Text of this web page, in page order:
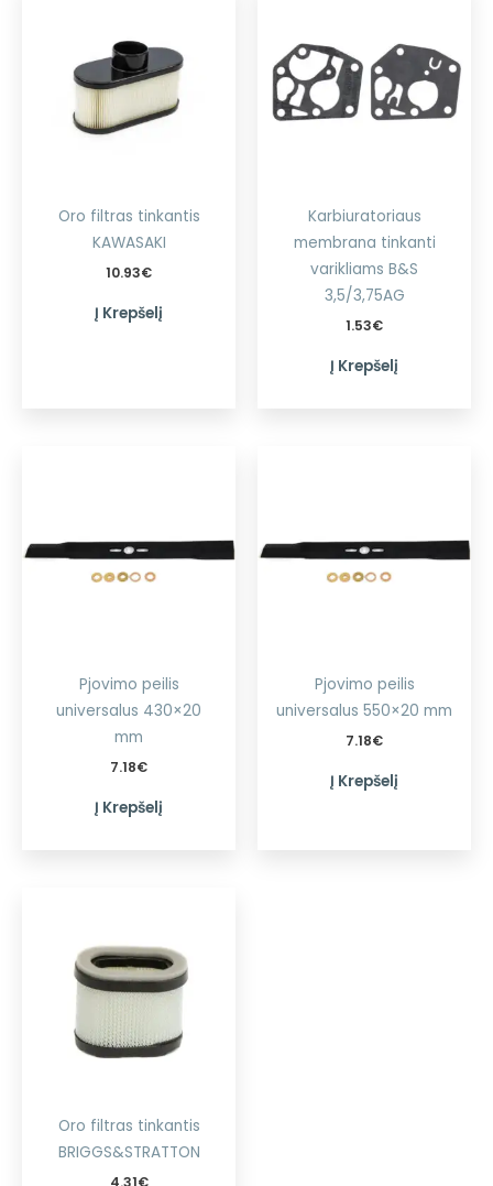
Oro filtras tinkantis
KAWASAKI
10.93€
Į Krepšelį
Karbiuratoriaus
membrana tinkanti
varikliams B&S
3,5/3,75AG
1.53€
Į Krepšelį
Pjovimo peilis
universalus 430×20
mm
7.18€
Į Krepšelį
Pjovimo peilis
universalus 550×20 mm
7.18€
Į Krepšelį
Oro filtras tinkantis
BRIGGS&STRATTON
4.31€